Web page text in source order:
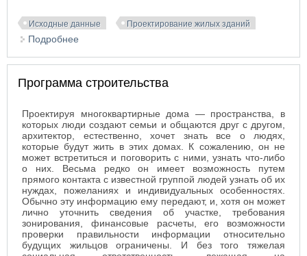
Исходные данные Проектирование жилых зданий
Подробнее
Программа строительства
Проектируя многоквартирные дома — пространства, в
которых люди создают семьи и общаются друг с другом,
архитектор, естественно, хочет знать все о людях,
которые будут жить в этих домах. К сожалению, он не
может встретиться и поговорить с ними, узнать что-либо
о них. Весьма редко он имеет возможность путем
прямого контакта с известной группой людей узнать об их
нуждах, пожеланиях и индивидуальных особенностях.
Обычно эту информацию ему передают, и, хотя он может
лично уточнить сведения об участке, требования
зонирования, финансовые расчеты, его возможности
проверки правильности информации относительно
будущих жильцов ограничены. И без того тяжелая